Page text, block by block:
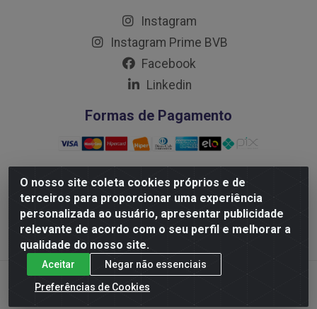
O nosso site coleta cookies próprios e de
terceiros para proporcionar uma experiência
personalizada ao usuário, apresentar publicidade
relevante de acordo com o seu perfil e melhorar a
qualidade do nosso site.
Aceitar
Negar não essenciais
Preferências de Cookies
Instagram
Instagram Prime BVB
Facebook
Linkedin
Formas de Pagamento
Distribuidora Prime LTDA - Av. Professor Nilton Lins, 781
- Flores, Manaus/AM - CEP 69.058-030 - CNPJ:
10.717.750/0001-32